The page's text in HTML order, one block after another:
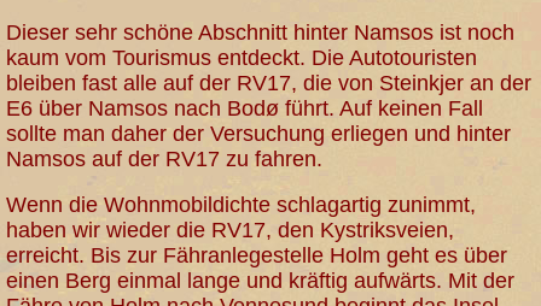
Dieser sehr schöne Abschnitt hinter Namsos ist noch
kaum vom Tourismus entdeckt. Die Autotouristen
bleiben fast alle auf der RV17, die von Steinkjer an der
E6 über Namsos nach Bodø führt. Auf keinen Fall
sollte man daher der Versuchung erliegen und hinter
Namsos auf der RV17 zu fahren.
Wenn die Wohnmobildichte schlagartig zunimmt,
haben wir wieder die RV17, den Kystriksveien,
erreicht. Bis zur Fähranlegestelle Holm geht es über
einen Berg einmal lange und kräftig aufwärts. Mit der